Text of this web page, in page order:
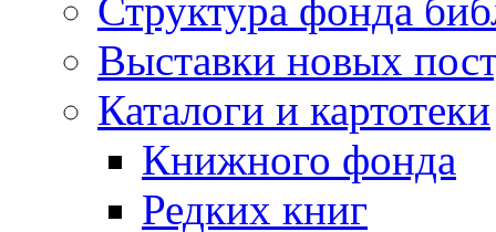
Структура фонда
Выставки новых
Каталоги и картотеки
Книжного фонда
Редких книг